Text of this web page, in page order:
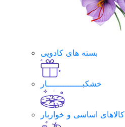
بسته های کادویی
خشکبــــــــــــــار
کالاهای اساسی و خواربار